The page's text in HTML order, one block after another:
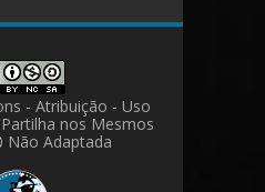
- Atribuição - Uso
nos Mesmos
Não Adaptada